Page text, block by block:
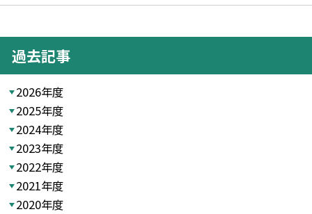
過去記事
2026年度
2025年度
2024年度
2023年度
2022年度
2021年度
2020年度